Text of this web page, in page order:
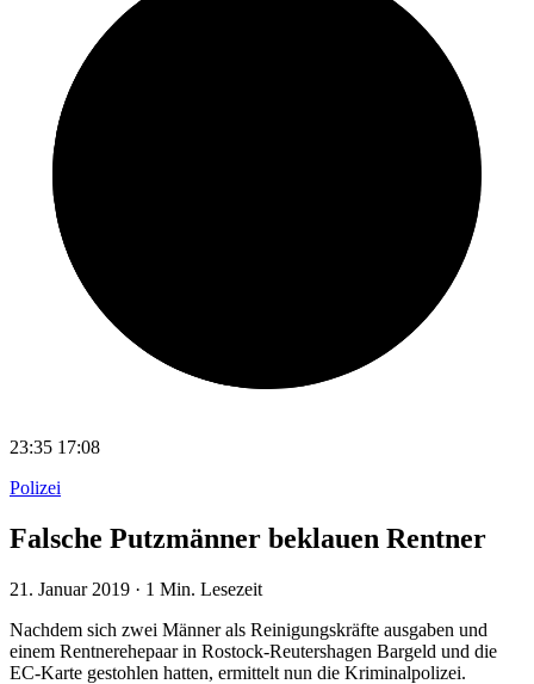
23:35 17:08
Polizei
Falsche Putzmänner beklauen Rentner
21. Januar 2019 · 1 Min. Lesezeit
Nachdem sich zwei Männer als Reinigungskräfte ausgaben und
einem Rentnerehepaar in Rostock-Reutershagen Bargeld und die
EC-Karte gestohlen hatten, ermittelt nun die Kriminalpolizei.